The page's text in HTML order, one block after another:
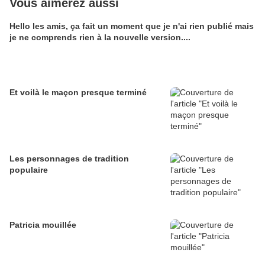
Vous aimerez aussi
Hello les amis, ça fait un moment que je n'ai rien publié mais
je ne comprends rien à la nouvelle version....
Et voilà le maçon presque terminé
Les personnages de tradition
populaire
Patricia mouillée